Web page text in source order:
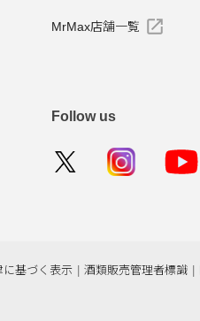
MrMax店舗一覧
Follow us
基づく表示 酒類販売管理者標識